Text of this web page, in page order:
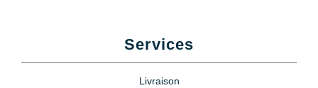
Services
Livraison